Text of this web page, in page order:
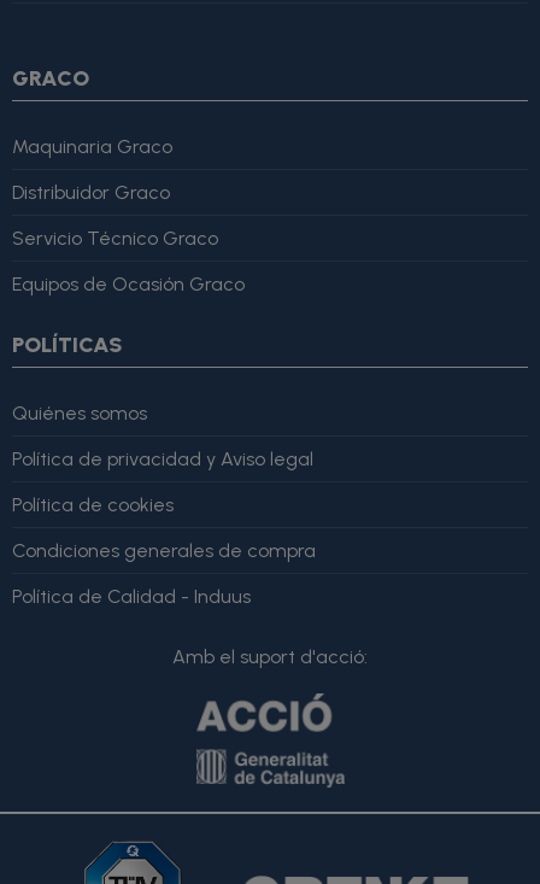
GRACO
Maquinaria Graco
Distribuidor Graco
Servicio Técnico Graco
Equipos de Ocasión Graco
POLÍTICAS
Quiénes somos
Política de privacidad y Aviso legal
Política de cookies
Condiciones generales de compra
Política de Calidad - Induus
Amb el suport d'acció: